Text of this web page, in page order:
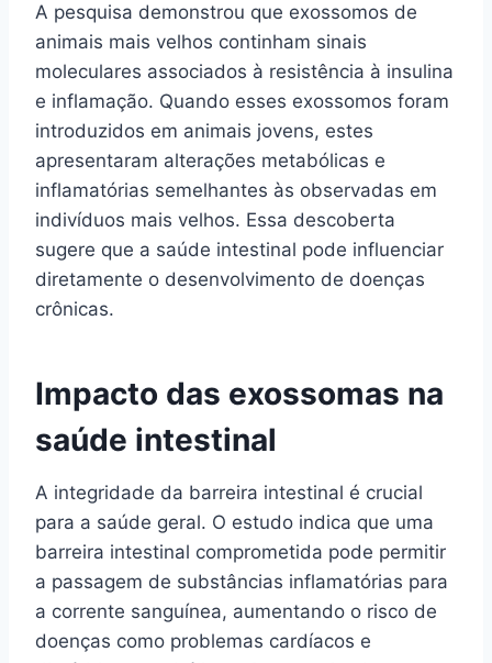
A pesquisa demonstrou que exossomos de
animais mais velhos continham sinais
moleculares associados à resistência à insulina
e inflamação. Quando esses exossomos foram
introduzidos em animais jovens, estes
apresentaram alterações metabólicas e
inflamatórias semelhantes às observadas em
indivíduos mais velhos. Essa descoberta
sugere que a saúde intestinal pode influenciar
diretamente o desenvolvimento de doenças
crônicas.
Impacto das exossomas na
saúde intestinal
A integridade da barreira intestinal é crucial
para a saúde geral. O estudo indica que uma
barreira intestinal comprometida pode permitir
a passagem de substâncias inflamatórias para
a corrente sanguínea, aumentando o risco de
doenças como problemas cardíacos e